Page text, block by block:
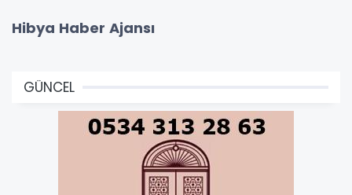
Hibya Haber Ajansı
GÜNCEL